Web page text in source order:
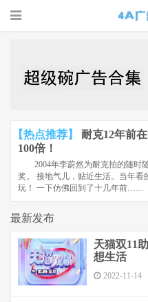
提
广
|
那
【热点推荐】
耐克12年前
100倍！
2004年李蔚然为耐克拍的随时
奖。 接地气儿，贴近生活。当年
玩！ 一下仿佛回到了十几年前……
最新发布
天猫双11
想生活
2022-11-14